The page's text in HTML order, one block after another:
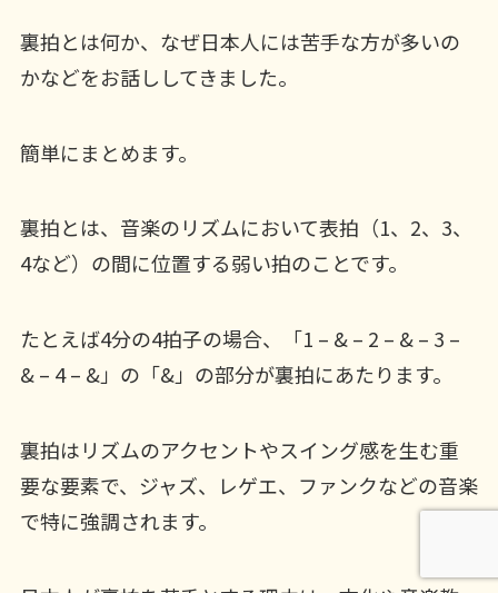
裏拍とは何か、なぜ日本人には苦手な方が多いの
かなどをお話ししてきました。
簡単にまとめます。
裏拍とは、音楽のリズムにおいて表拍（1、2、3、
4など）の間に位置する弱い拍のことです。
たとえば4分の4拍子の場合、「1 – & – 2 – & – 3 –
& – 4 – &」の「&」の部分が裏拍にあたります。
裏拍はリズムのアクセントやスイング感を生む重
要な要素で、ジャズ、レゲエ、ファンクなどの音楽
で特に強調されます。